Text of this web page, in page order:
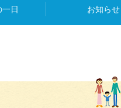
日 お知らせ